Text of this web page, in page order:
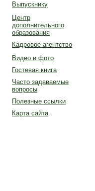
Выпускнику
Центр
дополнительного
образования
Кадровое агентство
Видео и фото
Гостевая книга
Часто задаваемые
вопросы
Полезные ссылки
Карта сайта